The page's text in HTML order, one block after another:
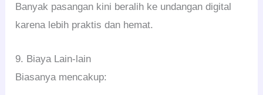
Banyak pasangan kini beralih ke undangan digital
karena lebih praktis dan hemat.
9. Biaya Lain-lain
Biasanya mencakup: